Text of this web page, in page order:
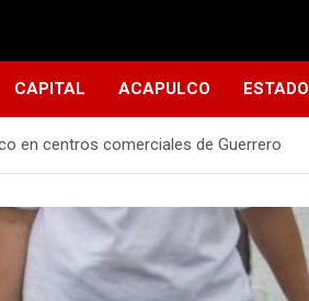
CAPITAL ACAPULCO ESTADO
en centros comerciales de Guerrero